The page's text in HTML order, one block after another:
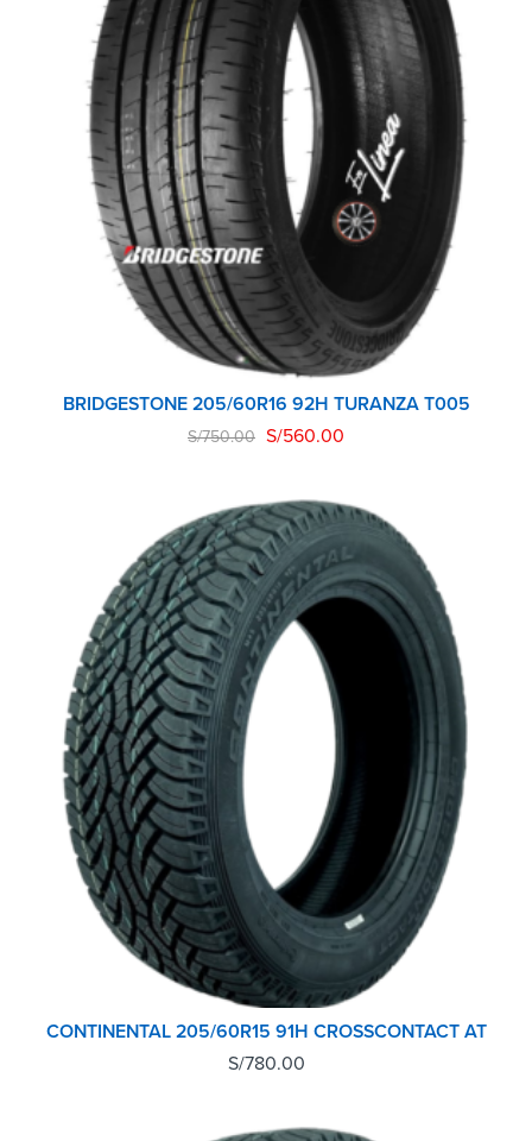
BRIDGESTONE 205/60R16 92H TURANZA T005
S/750.00 S/560.00
CONTINENTAL 205/60R15 91H CROSSCONTACT AT
S/780.00